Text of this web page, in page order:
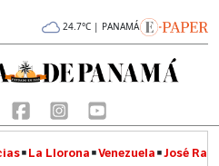
24.7°C | PANAMÁ
La Llorona Venezuela José